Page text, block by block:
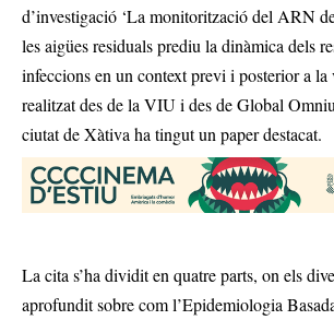
d’investigació ‘La monitorització del ARN
les aigües residuals prediu la dinàmica dels
infeccions en un context previ i posterior a la
realitzat des de la VIU i des de Global
ciutat de Xàtiva ha tingut un paper destacat.
La cita s’ha dividit en quatre parts, on els
aprofundit sobre com l’Epidemiologia